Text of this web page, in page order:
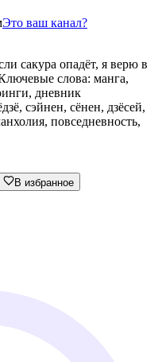
Это ваш канал?
опадёт, я верю в
слова: манга,
дневник
сэйнен, сёнен, дзёсей,
повседневность,
В избранное